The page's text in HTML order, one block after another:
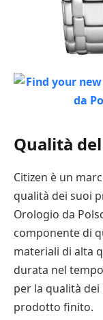
Qualità
Citizen è un
qualità dei suoi
Orologio da
componente di
materiali di alta
durata nel
per la qualità
prodotto finito.